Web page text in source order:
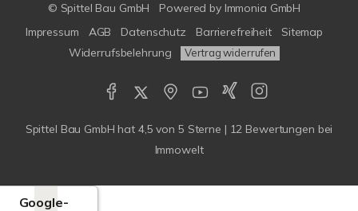
© Spittel Bau GmbH Powered by Immonia GmbH
Impressum
AGB Datenschutz Barrierefreiheit
Sitemap
Widerrufsbelehrung
Vertrag widerrufen
Spittel Bau GmbH hat 4,5 von 5 Sterne | 12 Bewertungen bei
Immowelt
Google-